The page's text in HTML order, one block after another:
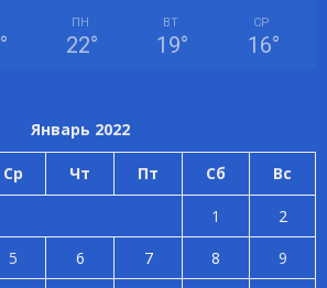
°
ПН
22°
ВТ
19°
СР
16°
Январь 2022
Ср Чт Пт Сб Вс
1
2
5 6 7 8
9